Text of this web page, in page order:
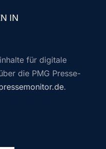
IN
für digitale
die PMG Presse-
.